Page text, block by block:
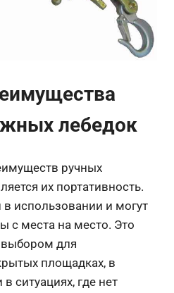
лебедок
ручных
их портативность.
использовании и могут
с места на место. Это
для
площадках, в
ситуациях, где нет